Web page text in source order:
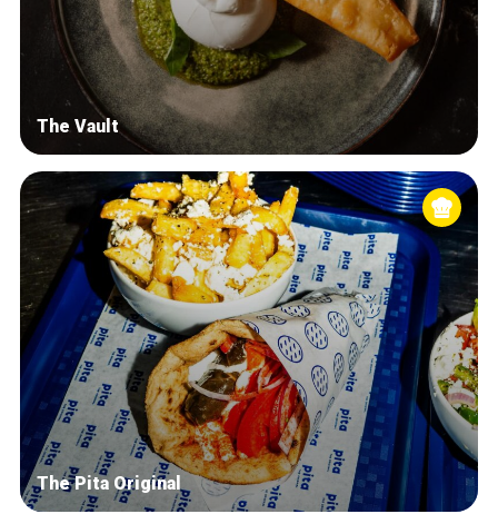
The Vault
The Pita Original